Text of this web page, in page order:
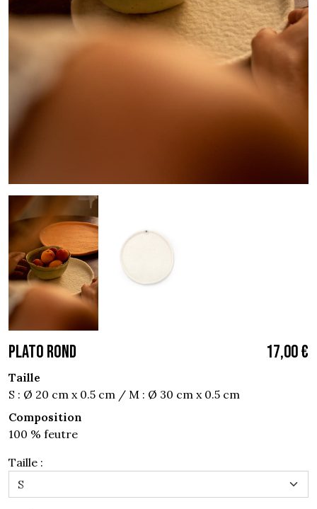
PLATO ROND 17,00 €
Taille
S : Ø 20 cm x 0.5 cm / M : Ø 30 cm x 0.5 cm
Composition
100 % feutre
Taille :